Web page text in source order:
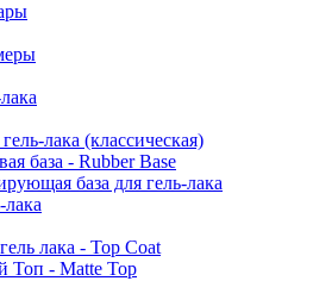
лака (классическая)
база - Rubber Base
база для гель-лака
лака - Top Coat
Топ - Matte Top